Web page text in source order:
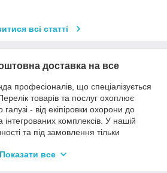
всі статті
доставка на все
професіоналів, що спеціалізується
товарів та послуг охоплює
- від екіпіровки охорони до
інтегрованих комплексів. У нашій
та під замовлення тільки
захисту.
Показати все